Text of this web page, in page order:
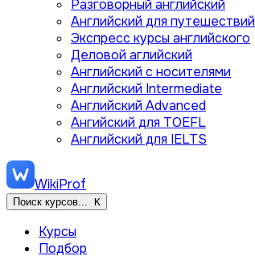
Разговорный английский
Английский для путешествий
Экспресс курсы английского
Деловой аглийский
Английский с носителями
Английский Intermediate
Английский Advanced
Ангийский для TOEFL
Английский для IELTS
WikiProf
Поиск курсов... K
Курсы
Подбор